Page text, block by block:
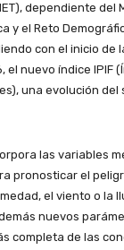
dependiente del
y el Reto
con el inicio de
el nuevo índice IPIF
una evolución
las variables
pronosticar el
el viento o la
nuevos
completa de las